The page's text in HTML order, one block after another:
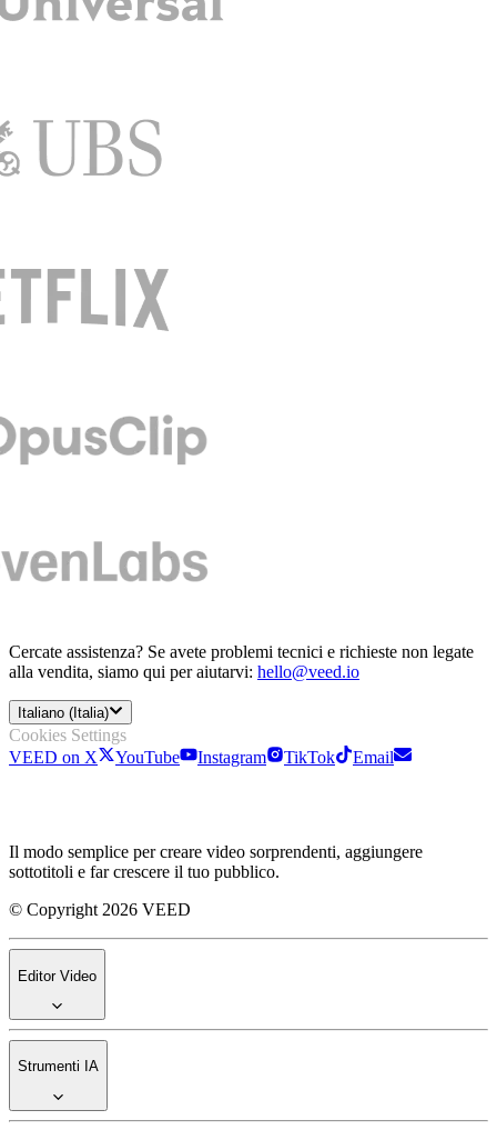
Cercate assistenza? Se avete problemi tecnici e richieste non legate
alla vendita, siamo qui per aiutarvi: hello@veed.io
Italiano (Italia)
Cookies Settings
VEED on X
YouTube Instagram TikTok Email
Il modo semplice per creare video sorprendenti, aggiungere
sottotitoli e far crescere il tuo pubblico.
© Copyright 2026 VEED
Editor Video
Strumenti IA